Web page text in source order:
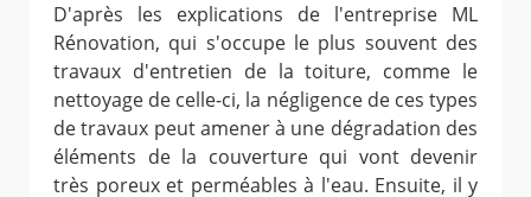
D'après les explications de l'entreprise ML
Rénovation, qui s'occupe le plus souvent des
travaux d'entretien de la toiture, comme le
nettoyage de celle-ci, la négligence de ces types
de travaux peut amener à une dégradation des
éléments de la couverture qui vont devenir
très poreux et perméables à l'eau. Ensuite, il y